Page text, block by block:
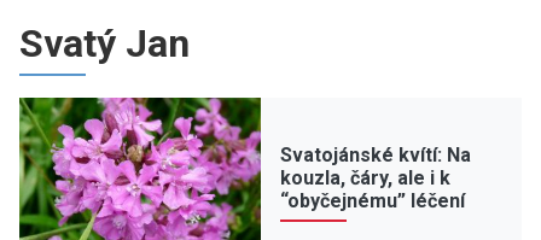
Svatý Jan
Svatojánské kvítí: Na
kouzla, čáry, ale i k
“obyčejnému” léčení